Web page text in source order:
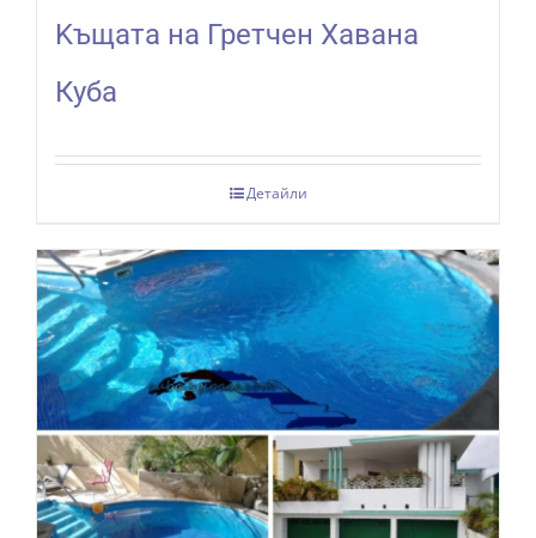
Kъщата на Гретчен Хавана
Куба
Детайли